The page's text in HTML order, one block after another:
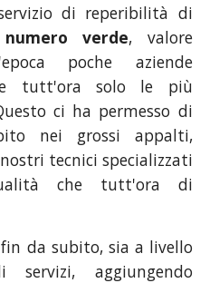
di reperibilità di
numero verde, valore
poche aziende
e tutt'ora solo le più
ci ha permesso di
nei grossi appalti,
tecnici specializzati
che tutt'ora di
da subito, sia a livello
aggiungendo